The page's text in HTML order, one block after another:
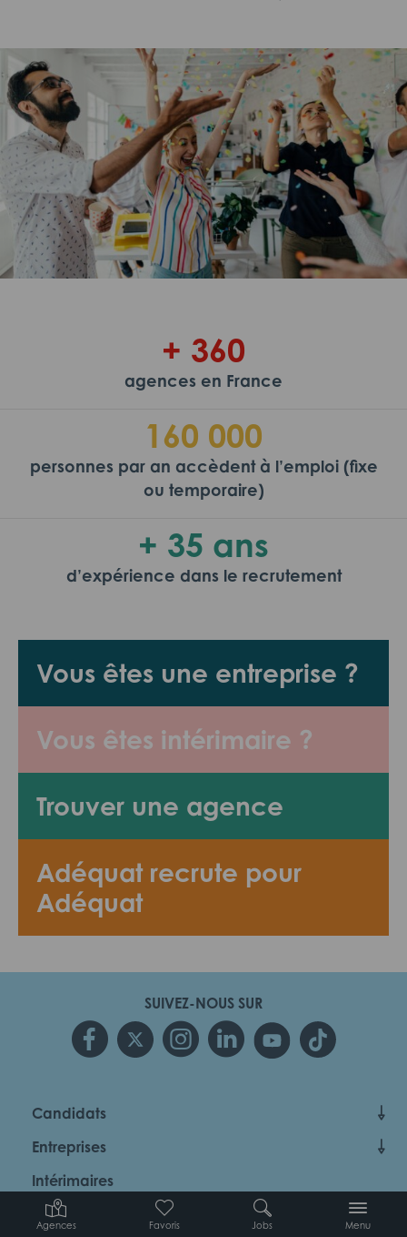
Agences Favoris Jobs Menu
Vous êtes une entreprise ?
Vous êtes intérimaire ?
Trouver une agence
Adéquat recrute pour
Adéquat
+ 360
agences en France
160 000
personnes par an accèdent à l’emploi (fixe
ou temporaire)
+ 35 ans
d’expérience dans le recrutement
SUIVEZ-NOUS SUR
Candidats
Entreprises
Intérimaires
À propos d’Adéquat